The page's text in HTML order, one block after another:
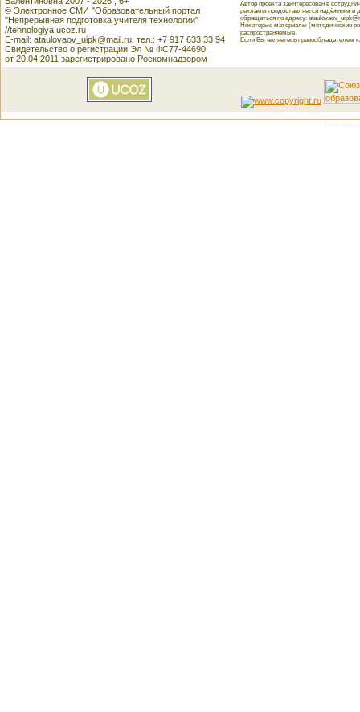
© Электронное СМИ "Образовательный портал
"Непрерывная подготовка учителя технологии"
//tehnologiya.ucoz.ru
E-mail: ataulovaov_uipk@mail.ru, тел.: +7 917 633 33 94
Свидетельство о регистрации Эл № ФС77-44690
от 20.04.2011 зарегистрировано Роскомнадзором
Автор проекта заинтересован в
рекламы предоставляется надёжным и
обращаться по адресу:
Некоторые материалы (методические
распространяемые.
Если Вы являетесь правообладателем